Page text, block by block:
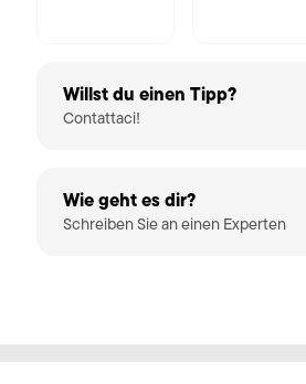
Willst du einen Tipp?
Contattaci!
Wie geht es dir?
Schreiben Sie an einen Experten